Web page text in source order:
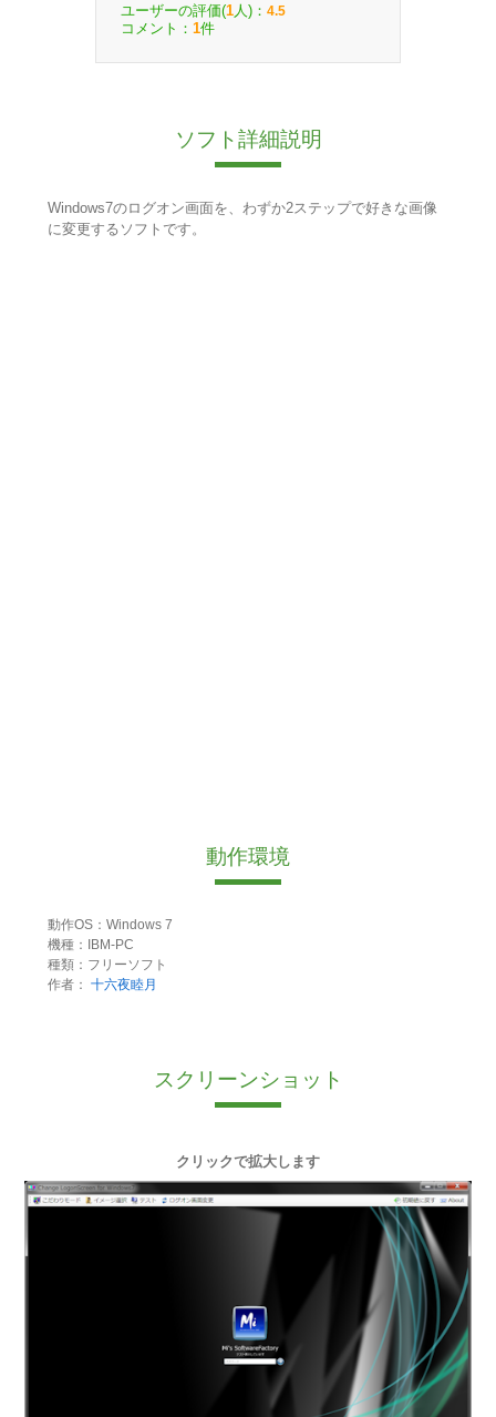
ユーザーの評価(1 人)： 4.5
コメント： 1件
ソフト詳細説明
Windows7のログオン画面を、わずか2ステップで好きな画像
に変更するソフトです。
動作環境
動作OS：Windows 7
機種：IBM-PC
種類：フリーソフト
作者： 十六夜睦月
スクリーンショット
クリックで拡大します